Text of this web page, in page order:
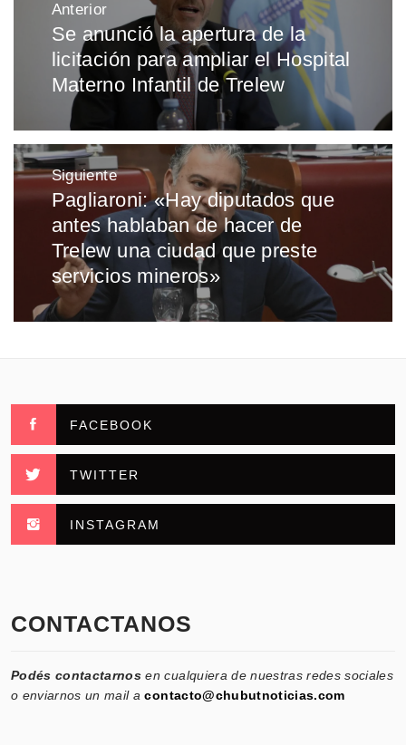
entradas
Anterior
Entrada
anterior:
Se anunció la apertura de la
licitación para ampliar el Hospital
Materno Infantil de Trelew
Siguiente
Entrada
siguiente:
Pagliaroni: «Hay diputados que
antes hablaban de hacer de
Trelew una ciudad que preste
servicios mineros»
FACEBOOK
TWITTER
INSTAGRAM
CONTACTANOS
Podés contactarnos en cualquiera de nuestras redes sociales
o enviarnos un mail acontacto@chubutnoticias.com